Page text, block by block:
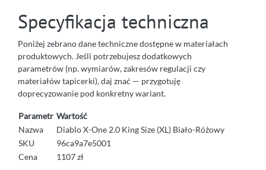
Specyfikacja techniczna
Poniżej zebrano dane techniczne dostępne w materiałach
produktowych. Jeśli potrzebujesz dodatkowych
parametrów (np. wymiarów, zakresów regulacji czy
materiałów tapicerki), daj znać — przygotuję
doprecyzowanie pod konkretny wariant.
Parametr Wartość
Nazwa
Diablo X-One 2.0 King Size (XL) Biało-Różowy
SKU
96ca9a7e5001
Cena
1107 zł